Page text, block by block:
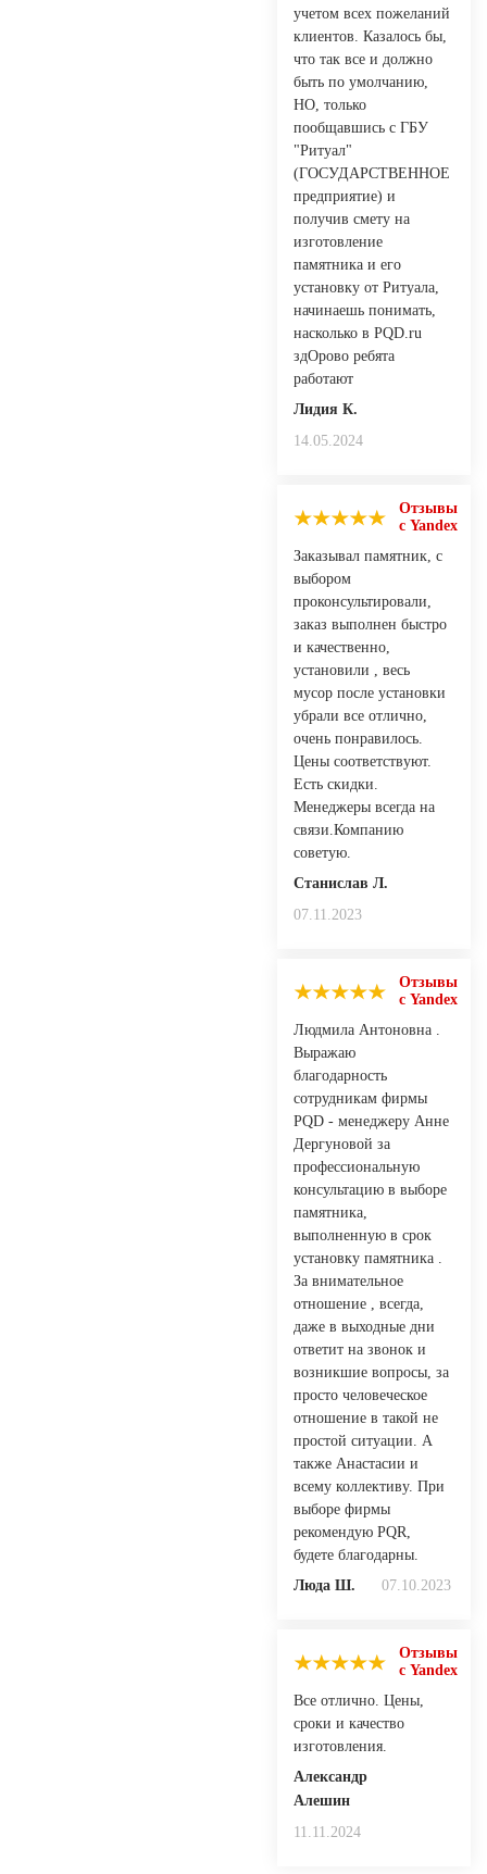
учетом всех пожеланий
клиентов. Казалось бы,
что так все и должно
быть по умолчанию,
НО, только
пообщавшись с ГБУ
"Ритуал"
(ГОСУДАРСТВЕННОЕ
предприятие) и
получив смету на
изготовление
памятника и его
установку от Ритуала,
начинаешь понимать,
насколько в PQD.ru
здОрово ребята
работают
Лидия К.
14.05.2024
Отзывы
с Yandex
Заказывал памятник, с
выбором
проконсультировали,
заказ выполнен быстро
и качественно,
установили , весь
мусор после установки
убрали все отлично,
очень понравилось.
Цены соответствуют.
Есть скидки.
Менеджеры всегда на
связи.Компанию
советую.
Станислав Л.
07.11.2023
Отзывы
с Yandex
Людмила Антоновна .
Выражаю
благодарность
сотрудникам фирмы
PQD - менеджеру Анне
Дергуновой за
профессиональную
консультацию в выборе
памятника,
выполненную в срок
установку памятника .
За внимательное
отношение , всегда,
даже в выходные дни
ответит на звонок и
возникшие вопросы, за
просто человеческое
отношение в такой не
простой ситуации. А
также Анастасии и
всему коллективу. При
выборе фирмы
рекомендую PQR,
будете благодарны.
Люда Ш.
07.10.2023
Отзывы
с Yandex
Все отлично. Цены,
сроки и качество
изготовления.
Александр
Алешин
11.11.2024